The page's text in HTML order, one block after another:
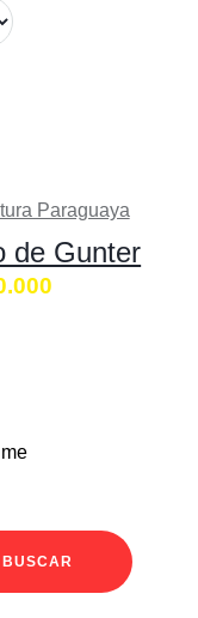
Paraguaya
de Gunter